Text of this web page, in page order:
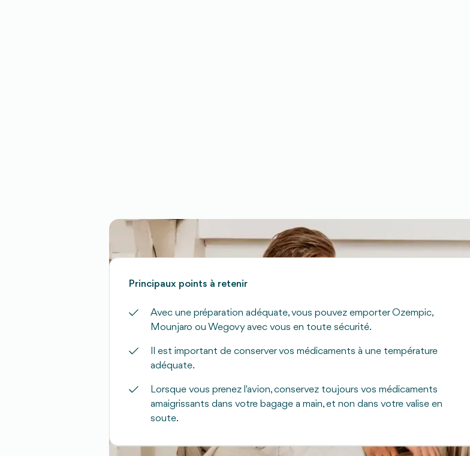
Principaux points à retenir
Avec une préparation adéquate, vous pouvez emporter Ozempic,
Mounjaro ou Wegovy avec vous en toute sécurité.
Il est important de conserver vos médicaments à une température
adéquate.
Lorsque vous prenez l'avion, conservez toujours vos médicaments
amaigrissants dans votre bagage a main, et non dans votre valise en
soute.